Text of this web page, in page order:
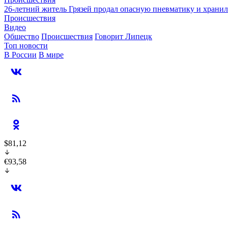
26-летний житель Грязей продал опасную пневматику и
Происшествия
Видео
Общество Происшествия Говорит Липецк
Топ новости
В России В мире
$81,12
€93,58